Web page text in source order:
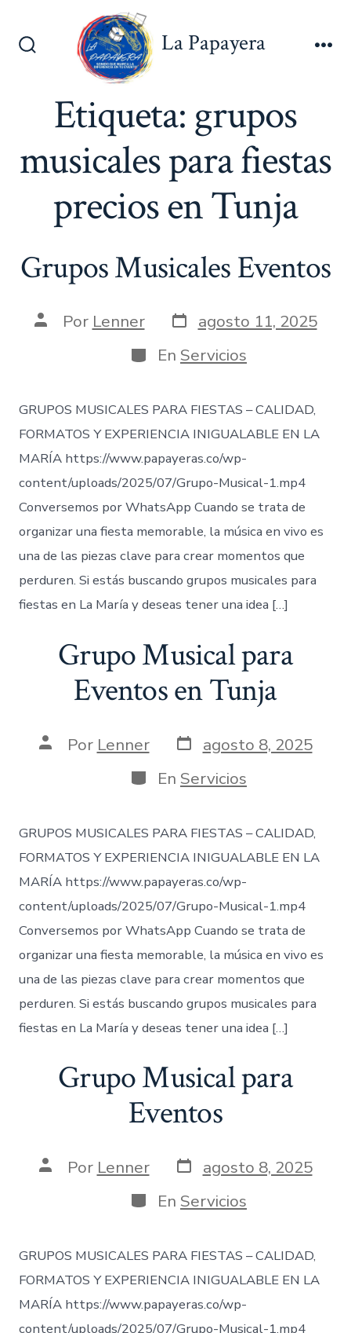
Alternar
La Papayera
Etiqueta: grupos
musicales para fiestas
precios en Tunja
Grupos Musicales Eventos
AutorPor Lenner Fecha
de
publicación
agosto 11, 2025
Categorías
En Servicios
GRUPOS MUSICALES PARA FIESTAS – CALIDAD,
FORMATOS Y EXPERIENCIA INIGUALABLE EN LA
MARÍA https://www.papayeras.co/wp-
content/uploads/2025/07/Grupo-Musical-1.mp4
Conversemos por WhatsApp Cuando se trata de
organizar una fiesta memorable, la música en vivo es
una de las piezas clave para crear momentos que
perduren. Si estás buscando grupos musicales para
fiestas en La María y deseas tener una idea […]
Grupo Musical para
Eventos en Tunja
AutorPor Lenner Fecha
de
publicación
agosto 8, 2025
Categorías
En Servicios
GRUPOS MUSICALES PARA FIESTAS – CALIDAD,
FORMATOS Y EXPERIENCIA INIGUALABLE EN LA
MARÍA https://www.papayeras.co/wp-
content/uploads/2025/07/Grupo-Musical-1.mp4
Conversemos por WhatsApp Cuando se trata de
organizar una fiesta memorable, la música en vivo es
una de las piezas clave para crear momentos que
perduren. Si estás buscando grupos musicales para
fiestas en La María y deseas tener una idea […]
Grupo Musical para
Eventos
AutorPor Lenner Fecha
de
publicación
agosto 8, 2025
Categorías
En Servicios
GRUPOS MUSICALES PARA FIESTAS – CALIDAD,
FORMATOS Y EXPERIENCIA INIGUALABLE EN LA
MARÍA https://www.papayeras.co/wp-
content/uploads/2025/07/Grupo-Musical-1.mp4